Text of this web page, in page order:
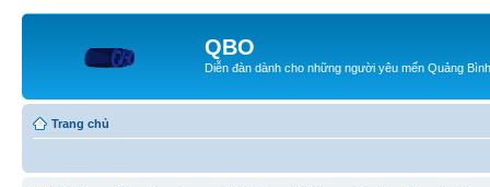
QBO
Diễn đàn dành cho những người yêu mến Quảng Bình
Trang chủ